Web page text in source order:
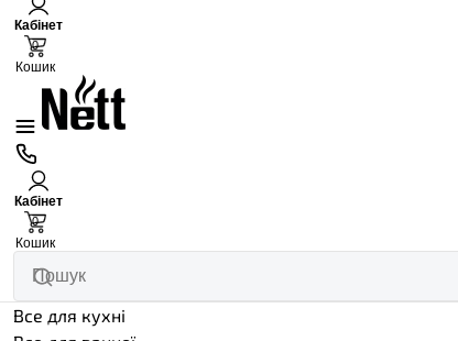
Кабінет
0
Кошик
Кабінет
0
Кошик
Все для кухні